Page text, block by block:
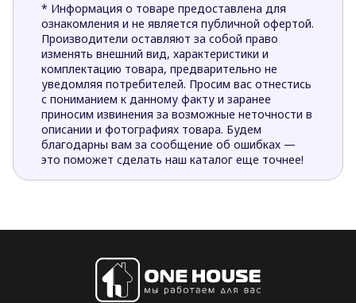
* Информация о товаре предоставлена для
ознакомления и не является публичной офертой.
Производители оставляют за собой право
изменять внешний вид, характеристики и
комплектацию товара, предварительно не
уведомляя потребителей. Просим вас отнестись
с пониманием к данному факту и заранее
приносим извинения за возможные неточности в
описании и фотографиях товара. Будем
благодарны вам за сообщение об ошибках —
это поможет сделать наш каталог еще точнее!